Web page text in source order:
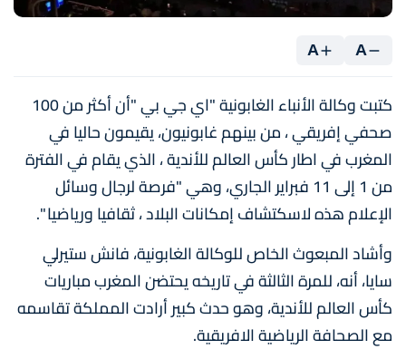
A
A
كتبت وكالة الأنباء الغابونية "اي جي بي "أن أكثر من 100
صحفي إفريقي ، من بينهم غابونيون، يقيمون حاليا في
المغرب في اطار كأس العالم للأندية ، الذي يقام في الفترة
من 1 إلى 11 فبراير الجاري، وهي "فرصة لرجال وسائل
الإعلام هذه لاسكتشاف إمكانات البلاد ، ثقافيا ورياضيا ".
وأشاد المبعوث الخاص للوكالة الغابونية، فانش ستيرلي
سايا، أنه، للمرة الثالثة في تاريخه يحتضن المغرب مباريات
كأس العالم للأندية، وهو حدث كبير أرادت المملكة تقاسمه
مع الصحافة الرياضية الافريقية.